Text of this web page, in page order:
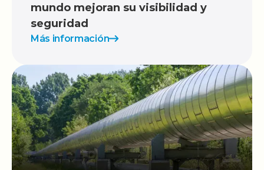
mundo mejoran su visibilidad y
seguridad
Más información